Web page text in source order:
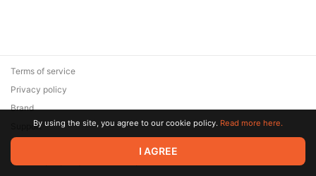
© 2026 Zaya Solutions Limited. All rights reserved. All trademarks
are the property of their respective owners.
Terms of service
Privacy policy
Brand
SupportBy using the site, you agree to our cookie policy. Read more here.
I AGREE